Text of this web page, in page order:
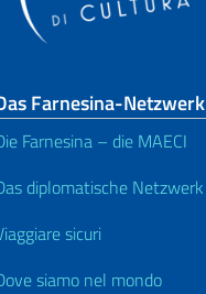
Farnesina-Netzwerk
Farnesina – die MAECI
diplomatische Netzwerk
sicuri
siamo nel mondo